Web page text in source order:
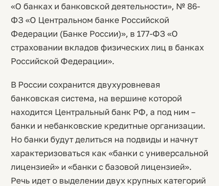
«О банках и банковской деятельности», № 86-
ФЗ «О Центральном банке Российской
Федерации (Банке России)», в 177-ФЗ «О
страховании вкладов физических лиц в банках
Российской Федерации».
В России сохранится двухуровневая
банковская система, на вершине которой
находится Центральный банк РФ, а под ним –
банки и небанковские кредитные организации.
Но банки будут делиться на подвиды и начнут
характеризоваться как «банки с универсальной
лицензией» и «банки с базовой лицензией».
Речь идет о выделении двух крупных категорий